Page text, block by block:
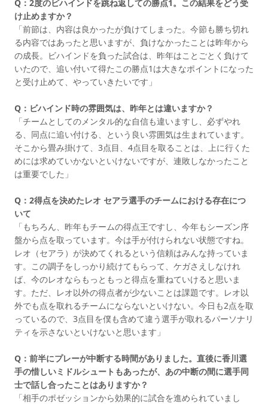
Q：2度のビハインドを跳ね返しての勝点1。この結果をどう受
け止めますか？
「前節は、内容は良かったが負けてしまった。今節も勝ち切れ
る内容ではあったと思いますが、負けなかったことは昨年から
の成長。ビハインドを負った試合は、昨年はことごとく負けて
いたので、追い付いて得たこの勝点1は大きなポイントになった
と受け止めて、やっていきたいです」
Q：ビハインド時の雰囲気は、昨年とは違いますか？
「チームとしてのメンタル的な自信も違いますし、必ずやれ
る、同点に追い付ける、という良い雰囲気は生まれています。
そこから畳み掛けて、3点目、4点目を取ることは、上に行くた
めには求めていかないといけないですが、連敗しなかったこと
は重要でした」
Q：2得点を決めたレオ セアラ選手のチームにおける存在につ
いて
「もちろん、昨年もチームの得点王ですし、今年もシーズン序
盤から点を取っています。今は手が付けられない状態ですね。
レオ（セアラ）が決めてくれるという信頼はみんな持っていま
す。この調子をしっかり続けてもらって、ケガさえしなけれ
ば、今のレオならもっともっと得点を重ねていけると思いま
す。ただ、レオ以外の得点者が少ないことは課題です。レオ以
外でも点を取れるチームにならないといけない。今日も2点を取
っているので、3点目を僕も含めて違う選手が取れるパーソナリ
ティを示さないといけないと思います」
Q：前半にプレーが中断する時間がありました。直後に香川選
手の惜しいミドルシュートもあったが、あの中断の間に選手同
士で話し合ったことはありますか？
「相手のポゼッションから効果的に試合を進められていまし